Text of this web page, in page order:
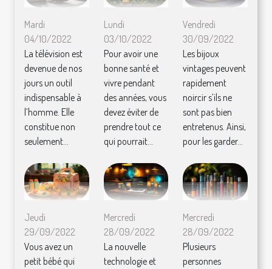
Mardi
04/10/2022
La télévision est
devenue de nos
jours un outil
indispensable à
l’homme. Elle
constitue non
seulement...
Lundi
03/10/2022
Pour avoir une
bonne santé et
vivre pendant
des années, vous
devez éviter de
prendre tout ce
qui pourrait...
Vendredi
30/09/2022
Les bijoux
vintages peuvent
rapidement
noircir s’ils ne
sont pas bien
entretenus. Ainsi,
pour les garder...
Jeudi
29/09/2022
Vous avez un
petit bébé qui
Mercredi
28/09/2022
La nouvelle
technologie et
Mercredi
28/09/2022
Plusieurs
personnes